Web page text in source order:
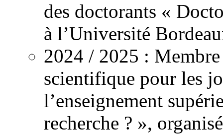
des doctorants «
à l’Université
2024 / 2025 :
scientifique pour les
l’enseignement
recherche ? »,